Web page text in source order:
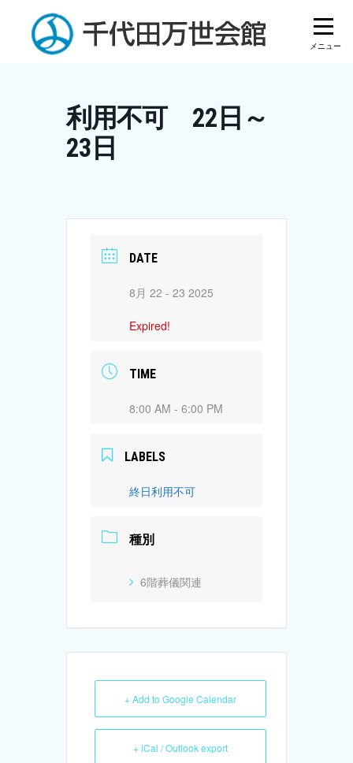
content
利用不可 22日～
23日
DATE
8月 22 - 23 2025
Expired!
TIME
8:00 AM - 6:00 PM
LABELS
終日利用不可
種別
6階葬儀関連
+ Add to Google Calendar
+ iCal / Outlook export